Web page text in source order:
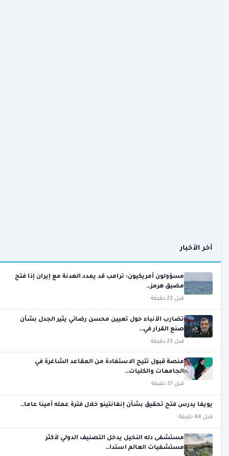
آخر الأخبار
مسؤولون أمريكيون: ترامب قد يمدد الهدنة مع إيران إذا فتح
مضيق هرمز…
قبل 23 دقيقة
تضارب الأنباء حول تعيين محسن رضائي يثير الجدل بشأن
صنع القرار في…
قبل 23 دقيقة
منصة قبول تتيح الاستفادة من المقاعد الشاغرة في
الجامعات والكليات…
قبل 37 دقيقة
يويفا يدرس فتح تحقيق بشأن إنفانتينو خلال فترة عمله أمينا عاما…
قبل 44 دقيقة
مستشفى دله النخيل يدخل التصنيف الدولي لأكثر
مستشفيات العالم استدا…